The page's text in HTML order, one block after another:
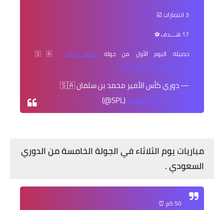
3 انتصارات ☑️
17 هــــدف ⚽️
حصيلة اليوم الأول من جولة#قمة_الرياض
pic.twitter.com/IprNCTRacL
— دوري كأس الأمير محمد بن سلمان 🇸🇦
(@SPL)November 23, 2020
مباريات يوم الثلاثاء في الجولة الخامسة من الدوري
السعودي .
5:50م ⏰